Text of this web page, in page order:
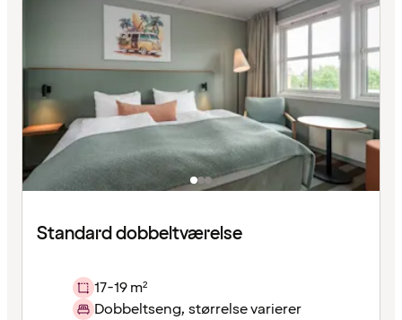
Standard dobbeltværelse
17-19 m²
Dobbeltseng, størrelse varierer